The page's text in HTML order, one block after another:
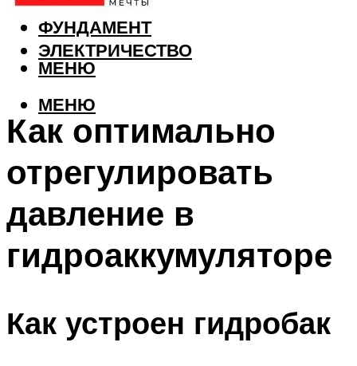
ФУНДАМЕНТ
ЭЛЕКТРИЧЕСТВО
МЕНЮ
МЕНЮ
Как оптимально
отрегулировать
давление в
гидроаккумуляторе
Как устроен гидробак